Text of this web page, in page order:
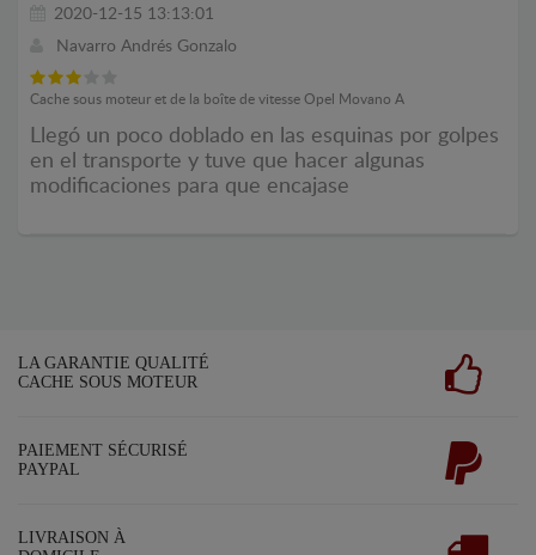
2020-12-15 13:13:01
Navarro Andrés Gonzalo
Cache sous moteur et de la boîte de vitesse Opel Movano A
Llegó un poco doblado en las esquinas por golpes
en el transporte y tuve que hacer algunas
modificaciones para que encajase
LA GARANTIE QUALITÉ
CACHE SOUS MOTEUR
PAIEMENT SÉCURISÉ
PAYPAL
LIVRAISON À